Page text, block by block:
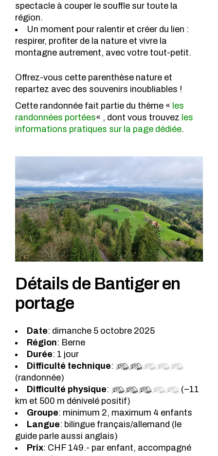
spectacle à couper le souffle sur toute la
région.
Un moment pour ralentir et créer du lien :
respirer, profiter de la nature et vivre la
montagne autrement, avec votre tout-petit.
Offrez-vous cette parenthèse nature et
repartez avec des souvenirs inoubliables !
Cette randonnée fait partie du thème « les
randonnées portées« , dont vous trouvez les
informations pratiques sur la page dédiée.
Détails de Bantiger en
portage
Date: dimanche 5 octobre 2025
Région: Berne
Durée: 1 jour
Difficulté technique:
(randonnée)
Difficulté physique:
(~11
km et 500 m dénivelé positif)
Groupe: minimum 2, maximum 4 enfants
Langue: bilingue français/allemand (le
guide parle aussi anglais)
Prix: CHF 149.- par enfant, accompagné